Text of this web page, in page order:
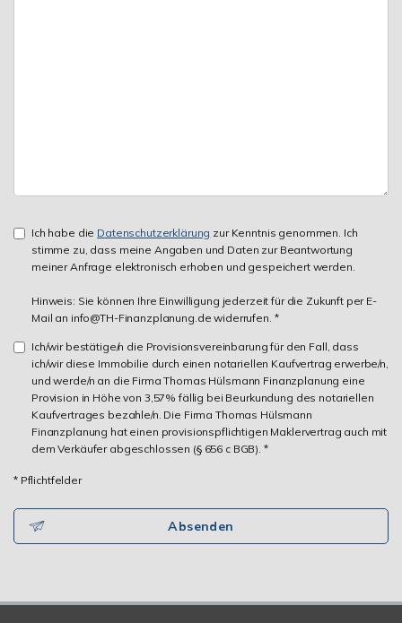
Ich habe die Datenschutzerklärung zur Kenntnis genommen. Ich
stimme zu, dass meine Angaben und Daten zur Beantwortung
meiner Anfrage elektronisch erhoben und gespeichert werden.
Hinweis: Sie können Ihre Einwilligung jederzeit für die Zukunft per E-
Mail an info@TH-Finanzplanung.de widerrufen. *
Ich/wir bestätige/n die Provisionsvereinbarung für den Fall, dass
ich/wir diese Immobilie durch einen notariellen Kaufvertrag erwerbe/n,
und werde/n an die Firma Thomas Hülsmann Finanzplanung eine
Provision in Höhe von 3,57% fällig bei Beurkundung des notariellen
Kaufvertrages bezahle/n. Die Firma Thomas Hülsmann
Finanzplanung hat einen provisionspflichtigen Maklervertrag auch mit
dem Verkäufer abgeschlossen (§ 656 c BGB). *
* Pflichtfelder
Absenden